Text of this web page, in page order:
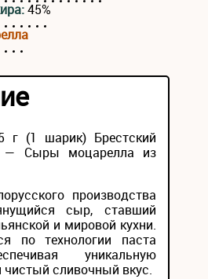
45%
г (1 шарик) Брестский
— Сыры моцарелла из
производства
сыр, ставший
и мировой кухни.
по технологии паста
уникальную
чистый сливочный вкус.